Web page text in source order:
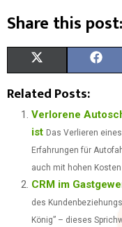
Share this post:
A
R
O
T
W
T
R
O
N
C
E
O
O
Related Posts:
Verlorene
ist Das Verlieren
Erfahrungen für
auch mit hohen Kosten
CRM im
des
König” – dieses